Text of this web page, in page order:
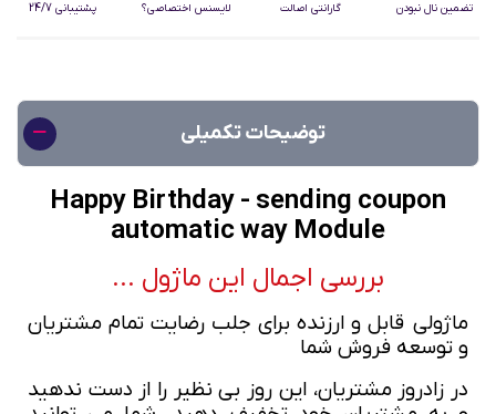
تضمین نال نبودن گارانتی اصالت لایسنس اختصاصی؟ پشتیبانی 24/7
توضیحات تکمیلی
Happy Birthday - sending coupon
automatic way Module
بررسی اجمال این ماژول ...
ماژولی قابل و ارزنده برای جلب رضایت تمام مشتریان
و توسعه فروش شما
در زادروز مشتریان، این روز بی نظیر را از دست ندهید